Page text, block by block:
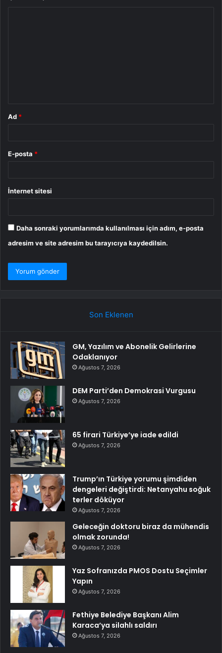
Ad *
E-posta *
İnternet sitesi
Daha sonraki yorumlarımda kullanılması için adım, e-posta
adresim ve site adresim bu tarayıcıya kaydedilsin.
Son Eklenen
GM, Yazılım ve Abonelik Gelirlerine
Odaklanıyor
Ağustos 7, 2026
DEM Parti’den Demokrasi Vurgusu
Ağustos 7, 2026
65 firari Türkiye’ye iade edildi
Ağustos 7, 2026
Trump’ın Türkiye yorumu şimdiden
dengeleri değiştirdi: Netanyahu soğuk
terler döküyor
Ağustos 7, 2026
Geleceğin doktoru biraz da mühendis
olmak zorunda!
Ağustos 7, 2026
Yaz Sofranızda PMOS Dostu Seçimler
Yapın
Ağustos 7, 2026
Fethiye Belediye Başkanı Alim
Karaca’ya silahlı saldırı
Ağustos 7, 2026